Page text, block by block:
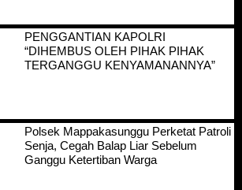
PENGGANTIAN KAPOLRI
“DIHEMBUS OLEH PIHAK PIHAK
TERGANGGU KENYAMANANNYA”
Polsek Mappakasunggu Perketat Patroli
Senja, Cegah Balap Liar Sebelum
Ganggu Ketertiban Warga